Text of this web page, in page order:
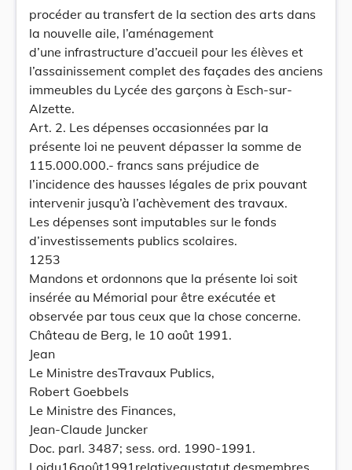
procéder au transfert de la section des arts dans
la nouvelle aile, l’aménagement
d’une infrastructure d’accueil pour les élèves et
l’assainissement complet des façades des anciens
immeubles du Lycée des garçons à Esch-sur-
Alzette.
Art. 2. Les dépenses occasionnées par la
présente loi ne peuvent dépasser la somme de
115.000.000.- francs sans préjudice de
l’incidence des hausses légales de prix pouvant
intervenir jusqu’à l’achèvement des travaux.
Les dépenses sont imputables sur le fonds
d’investissements publics scolaires.
1253
Mandons et ordonnons que la présente loi soit
insérée au Mémorial pour être exécutée et
observée par tous ceux que la chose concerne.
Château de Berg, le 10 août 1991.
Jean
Le Ministre desTravaux Publics,
Robert Goebbels
Le Ministre des Finances,
Jean-Claude Juncker
Doc. parl. 3487; sess. ord. 1990-1991.
Loidu16août1991relativeaustatut desmembres